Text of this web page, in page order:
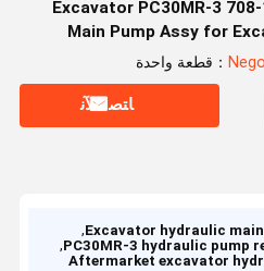
Excavator PC30MR-3
Main Pump Assy for
ﺎﺘﺼﻟ ﺍﻶﻧ
Excavator hydraulic
,
PC30MR-3 hydraulic pump
,
Aftermarket excavator